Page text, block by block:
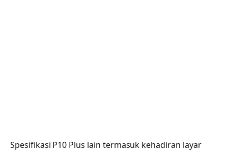
Spesifikasi P10 Plus lain termasuk kehadiran layar